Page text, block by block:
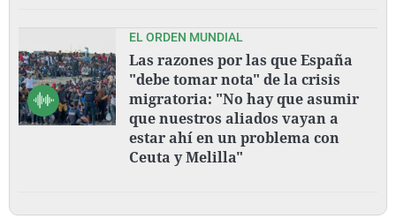
EL ORDEN MUNDIAL
Las razones por las que España
"debe tomar nota" de la crisis
migratoria: "No hay que asumir
que nuestros aliados vayan a
estar ahí en un problema con
Ceuta y Melilla"